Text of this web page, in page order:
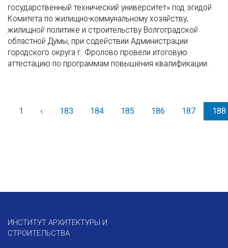
государственный технический университет» под эгидой
Комитета по жилищно-коммунальному хозяйству,
жилищной политике и строительству Волгоградской
областной Думы, при содействии Администрации
городского округа г. Фролово провели итоговую
аттестацию по программам повышения квалификации.
1 ‹Назад183 184 185 186 187 188
ИНСТИТУТ АРХИТЕКТУРЫ И
СТРОИТЕЛЬСТВА